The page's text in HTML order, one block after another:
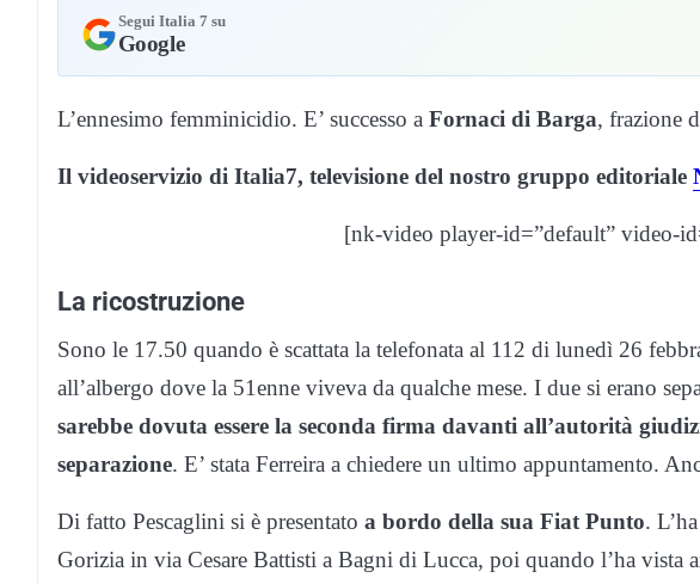
Segui Italia 7 su
Google
L’ennesimo femminicidio. E’ successo a Fornaci di Barga, frazione
Il videoservizio di Italia7, televisione del nostro gruppo editoriale
[nk-video player-id=”default” video-
La ricostruzione
Sono le 17.50 quando è scattata la telefonata al 112 di lunedì 26
all’albergo dove la 51enne viveva da qualche mese. I due si erano
sarebbe dovuta essere la seconda firma davanti all’autorità
separazione. E’ stata Ferreira a chiedere un ultimo appuntamento.
Di fatto Pescaglini si è presentato a bordo della sua Fiat Punto.
Gorizia in via Cesare Battisti a Bagni di Lucca, poi quando l’ha vista